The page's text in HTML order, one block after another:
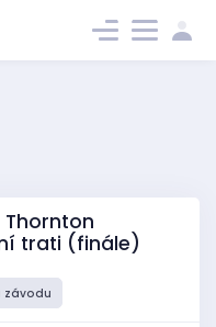
trati (finále)
závodu